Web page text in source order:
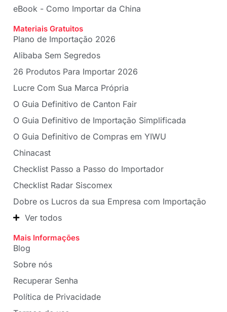
eBook - Como Importar da China
Materiais Gratuitos
Plano de Importação 2026
Alibaba Sem Segredos
26 Produtos Para Importar 2026
Lucre Com Sua Marca Própria
O Guia Definitivo de Canton Fair
O Guia Definitivo de Importação Simplificada
O Guia Definitivo de Compras em YIWU
Chinacast
Checklist Passo a Passo do Importador
Checklist Radar Siscomex
Dobre os Lucros da sua Empresa com Importação
Ver todos
Mais Informações
Blog
Sobre nós
Recuperar Senha
Política de Privacidade